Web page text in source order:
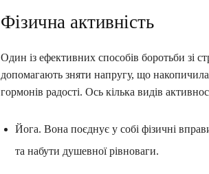
Фізична активність
Один із ефективних способів боротьби зі
допомагають зняти напругу, що
гормонів радості. Ось кілька видів
Йога. Вона поєднує у собі фізичні
та набути душевної рівноваги.